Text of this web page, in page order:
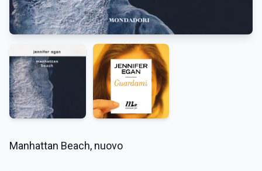
Manhattan Beach, nuovo